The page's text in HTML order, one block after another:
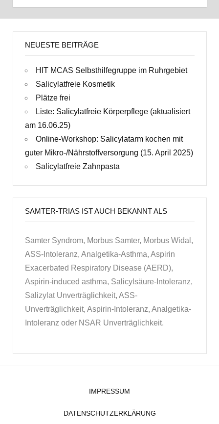
NEUESTE BEITRÄGE
HIT MCAS Selbsthilfegruppe im Ruhrgebiet
Salicylatfreie Kosmetik
Plätze frei
Liste: Salicylatfreie Körperpflege (aktualisiert
am 16.06.25)
Online-Workshop: Salicylatarm kochen mit
guter Mikro-/Nährstoffversorgung (15. April 2025)
Salicylatfreie Zahnpasta
SAMTER-TRIAS IST AUCH BEKANNT ALS
Samter Syndrom, Morbus Samter, Morbus Widal,
ASS-Intoleranz, Analgetika-Asthma, Aspirin
Exacerbated Respiratory Disease (AERD),
Aspirin-induced asthma, Salicylsäure-Intoleranz,
Salizylat Unverträglichkeit, ASS-
Unverträglichkeit, Aspirin-Intoleranz, Analgetika-
Intoleranz oder NSAR Unverträglichkeit.
IMPRESSUM
DATENSCHUTZERKLÄRUNG